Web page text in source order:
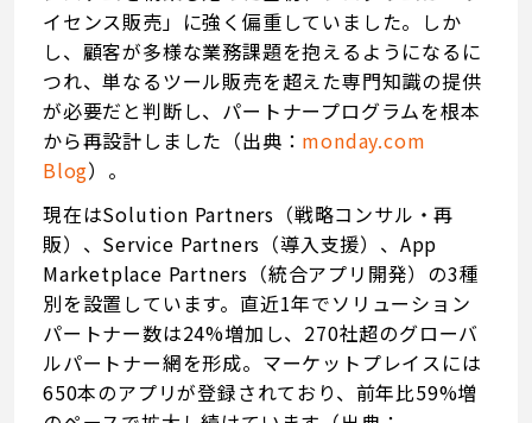
イセンス販売」に強く偏重していました。しか
し、顧客が多様な業務課題を抱えるようになるに
つれ、単なるツール販売を超えた専門知識の提供
が必要だと判断し、パートナープログラムを根本
から再設計しました（出典： monday.com
Blog）。
現在はSolution Partners（戦略コンサル・再
販）、Service Partners（導入支援）、App
Marketplace Partners（統合アプリ開発）の3種
別を設置しています。直近1年でソリューション
パートナー数は24%増加し、270社超のグローバ
ルパートナー網を形成。マーケットプレイスには
650本のアプリが登録されており、前年比59%増